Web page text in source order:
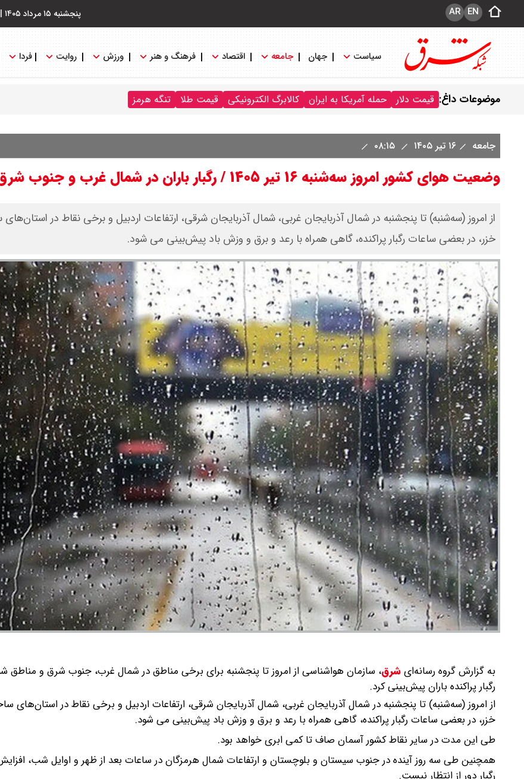
پنجشنبه ۱۵ مرداد ۱۴۰۵ | EN
AR
سیاست جهان جامعه اقتصاد فرهنگ و هنر ورزش روایت فردا
موضوعات داغ: قیمت دلار حمله آمریکا به ایران کالابرگ الکترونیکی قیمت طلا تنگه هرمز
جامعه ۱۶ تیر ۱۴۰۵
وضعیت هوای کشور امروز سه‌شنبه ۱۶ تیر ۱۴۰۵ / رگبار باران در شمال غرب و جنوب شرق کشور
از امروز (سه‌شنبه) تا پنجشنبه در شمال آذربایجان غربی، شمال آذربایجان شرقی، ارتفاعات اردبیل و برخی نقاط در
خزر، در بعضی ساعات رگبار پراکنده، گاهی همراه با رعد و برق و وزش باد پیش‌بینی می شود.
به گزارش گروه رسانه‌ایشرق، سازمان هواشناسی از امروز تا پنجشنبه برای برخی مناطق در شمال غرب، جنوب شرق و مناطق
رگبار پراکنده باران پیش‌بینی کرد.
از امروز (سه‌شنبه) تا پنجشنبه در شمال آذربایجان غربی، شمال آذربایجان شرقی، ارتفاعات اردبیل و برخی نقاط در استان‌های
خزر، در بعضی ساعات رگبار پراکنده، گاهی همراه با رعد و برق و وزش باد پیش‌بینی می شود.
طی این مدت در سایر نقاط کشور آسمان صاف تا کمی ابری خواهد بود.
همچنین طی سه روز آینده در جنوب سیستان و بلوچستان و ارتفاعات شمال هرمزگان در ساعات بعد از ظهر و اوایل شب،
رگبار دور از انتظار نیست.